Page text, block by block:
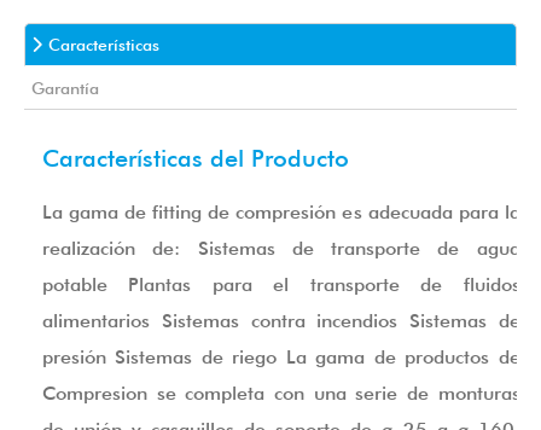
Características
Garantía
Características del Producto
La gama de fitting de compresión es adecuada para la
realización de: Sistemas de transporte de agua
potable Plantas para el transporte de fluidos
alimentarios Sistemas contra incendios Sistemas de
presión Sistemas de riego La gama de productos de
Compresion se completa con una serie de monturas